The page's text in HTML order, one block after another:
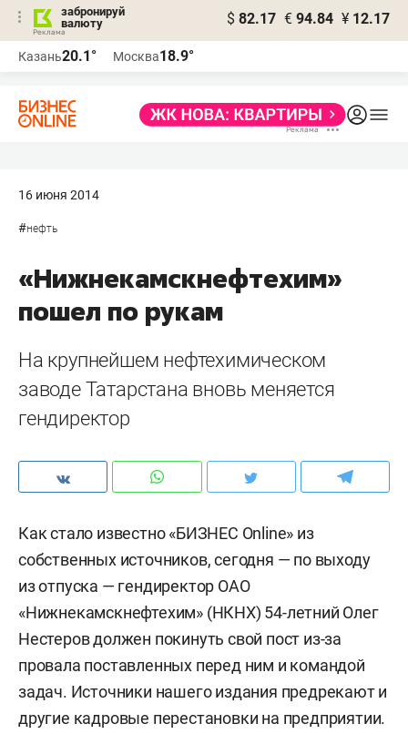
забронируй
валюту
$ 82.17 € 94.84 ¥ 12.17
Казань20.1° Москва18.9°
16 июня 2014
#нефть
«Нижнекамскнефтехим»
пошел по рукам
На крупнейшем нефтехимическом
заводе Татарстана вновь меняется
гендиректор
Как стало известно «БИЗНЕС Online» из
собственных источников, сегодня — по выходу
из отпуска — гендиректор ОАО
«Нижнекамскнефтехим» (НКНХ) 54-летний Олег
Нестеров должен покинуть свой пост из-за
провала поставленных перед ним и командой
задач. Источники нашего издания предрекают и
другие кадровые перестановки на предприятии.